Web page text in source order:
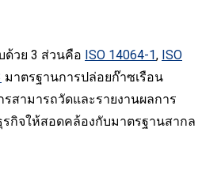
ด้วย 3 ส่วนคือ ISO 14064-1, ISO
มาตรฐานการปล่อยก๊าซเรือน
สามารถวัดและรายงานผลการ
กิจให้สอดคล้องกับมาตรฐานสากล